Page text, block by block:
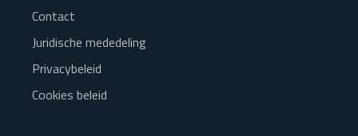
Contact
Juridische mededeling
Privacybeleid
Cookies beleid